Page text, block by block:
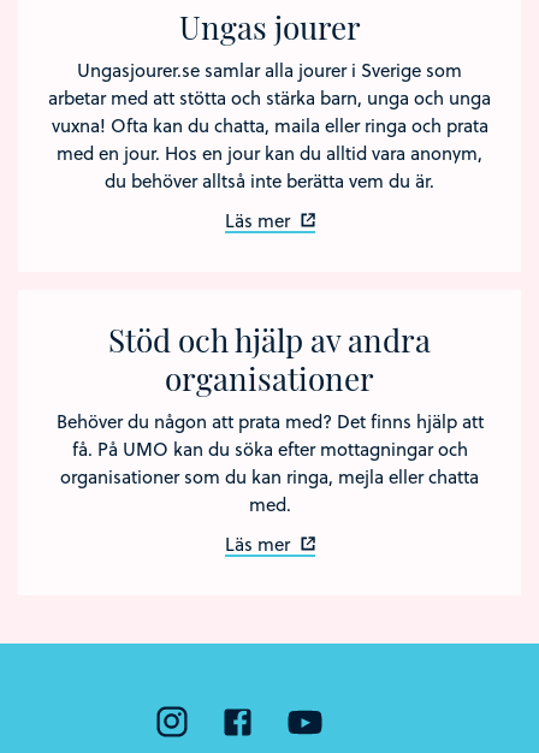
Ungas jourer
Ungasjourer.se samlar alla jourer i Sverige som
arbetar med att stötta och stärka barn, unga och unga
vuxna! Ofta kan du chatta, maila eller ringa och prata
med en jour. Hos en jour kan du alltid vara anonym,
du behöver alltså inte berätta vem du är.
Läs mer
Stöd och hjälp av andra
organisationer
Behöver du någon att prata med? Det finns hjälp att
få. På UMO kan du söka efter mottagningar och
organisationer som du kan ringa, mejla eller chatta
med.
Läs mer